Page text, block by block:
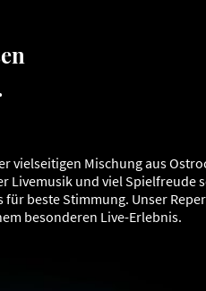
vielseitigen Mischung aus
Livemusik und viel Spielfreude
beste Stimmung. Unser
besonderen Live-Erlebnis.